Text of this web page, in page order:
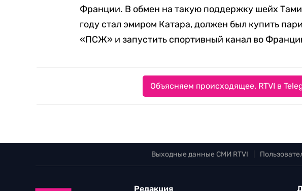
Франции. В обмен на такую поддержку шейх
году стал эмиром Катара, должен был купить
«ПСЖ» и запустить спортивный канал во
Объясняем происходящее. RTVI в
Выходные данные СМИ RTVI
Редакция